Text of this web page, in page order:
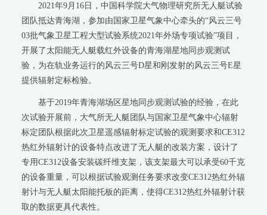
2021年9月16日，中国科学院大气物理研究所无人艇试验
团队抵达青海湖，参加由国家卫星气象中心牵头的“风云三号
03批气象卫星工程大型试验系统2021年外场专项试验”项目，
开展了太阳能无人艇载红外设备的青海湖星地同步观测试
验，为在轨业务运行的风云三号D星和刚发射的风云三号E星
提供辐射定标检验。
基于2019年青海湖场区星地同步观测试验的经验，在此
次试验开展前，大气所无人艇团队与国家卫星气象中心辐射
标定团队根据此次卫星遥感辐射标定试验的观测要求和CE312
热红外辐射计的设备特点改进了无人艇的改装方案，设计了
专用CE312设备安装碳纤维支架，该支架最大可以承受60千克
的设备重量，可以根据试验观测任务要求改变CE312热红外辐
射计与无人艇太阳能托板的距离，使得CE312热红外辐射计获
取的数据更具代表性。